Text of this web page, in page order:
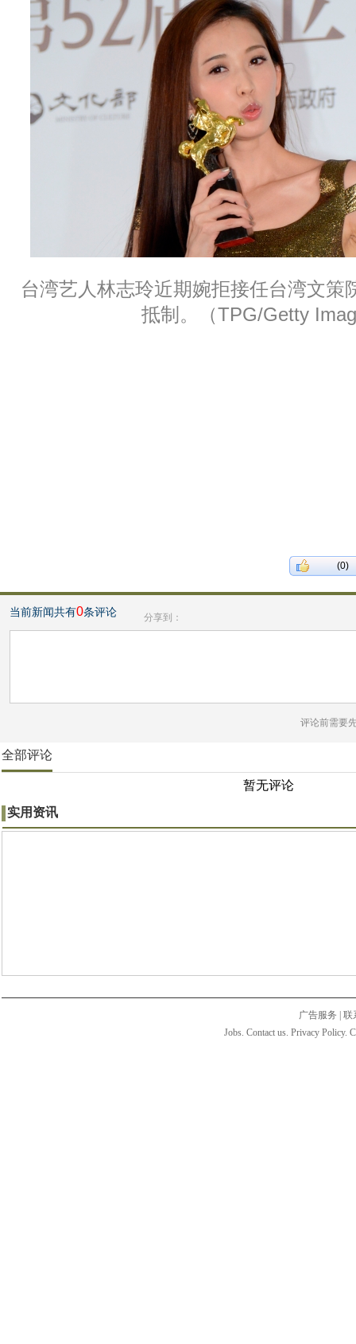
台湾艺人林志玲近期婉拒接任台湾文策
抵制。（TPG/Getty
(0)
当前新闻共有0条评论 分享到：
评论前需要
全部评论
暂无评论
实用资讯
广告服务
联
Jobs. Contact us. Privacy Policy.